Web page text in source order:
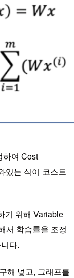
하여 Cost
있는 식이 코스트
기 위해 Variable
서 학습률을 조정
다.
해 넣고, 그래프를